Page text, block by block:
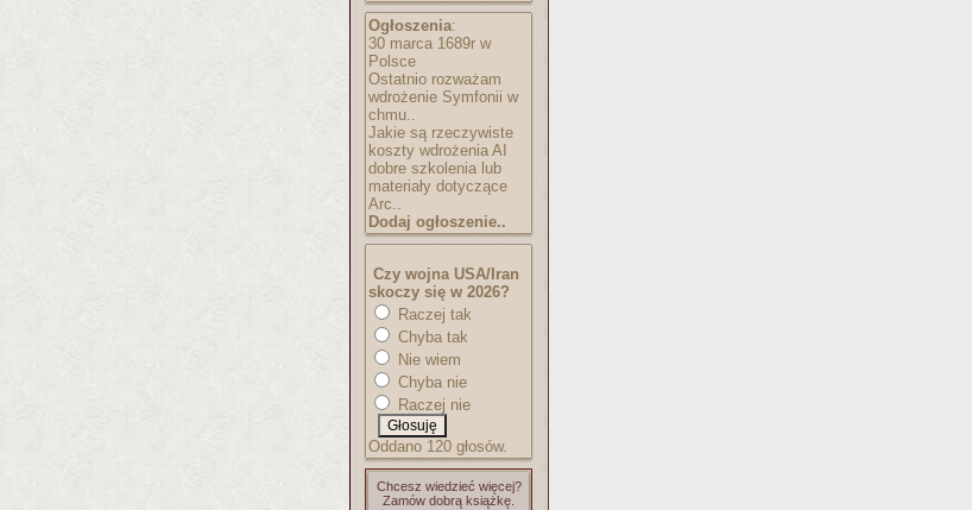
Ogłoszenia:
30 marca 1689r w
Polsce
Ostatnio rozważam
wdrożenie Symfonii w
chmu..
Jakie są rzeczywiste
koszty wdrożenia AI
dobre szkolenia lub
materiały dotyczące
Arc..
Dodaj ogłoszenie..
Czy wojna USA/Iran
skoczy się w 2026?
Raczej tak
Chyba tak
Nie wiem
Chyba nie
Raczej nie
Oddano 120 głosów.
Chcesz wiedzieć więcej?
Zamów dobrą książkę.